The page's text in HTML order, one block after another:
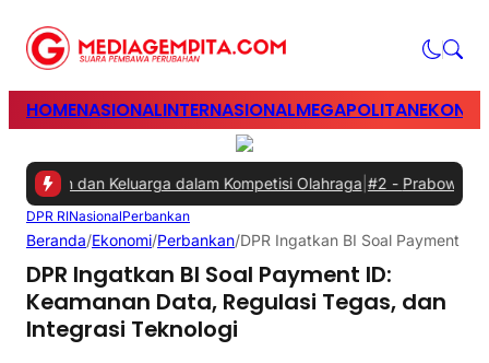
HOMENASIONALINTERNASIONALMEGAPOLITAN
dan Keluarga dalam Kompetisi Olahraga|#2 - Prabowo Minta
DPR RINasionalPerbankan
Beranda/Ekonomi/Perbankan/DPR Ingatkan BI Soal Payment
DPR Ingatkan BI Soal Payment ID:
Keamanan Data, Regulasi Tegas, dan
Integrasi Teknologi